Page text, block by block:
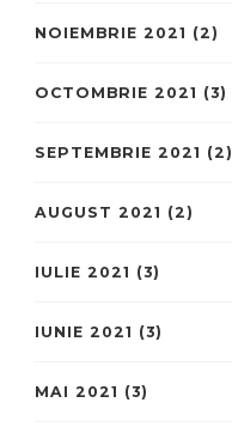
NOIEMBRIE 2021 (2)
OCTOMBRIE 2021 (3)
SEPTEMBRIE 2021 (2)
AUGUST 2021 (2)
IULIE 2021 (3)
IUNIE 2021 (3)
MAI 2021 (3)